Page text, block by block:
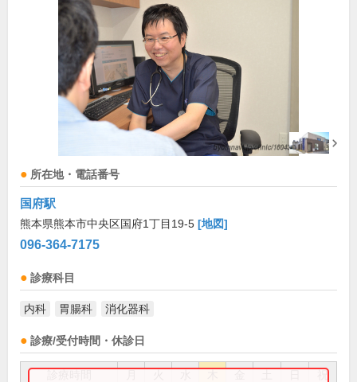
所在地・電話番号
国府駅
熊本県熊本市中央区国府1丁目19-5 [地図]
096-364-7175
診療科目
内科 胃腸科 消化器科
診療/受付時間・休診日
祝